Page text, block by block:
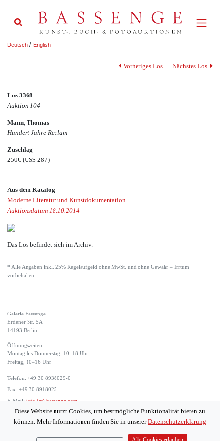
Deutsch / English
Vorheriges Los Nächstes Los
Los 3368
Auktion 104
Mann, Thomas
Hundert Jahre Reclam
Zuschlag
250€ (US$ 287)
Aus dem Katalog
Moderne Literatur und Kunstdokumentation
Auktionsdatum 18.10.2014
Das Los befindet sich im Archiv.
* Alle Angaben inkl. 25% Regelaufgeld ohne MwSt. und ohne Gewähr – Irrtum
vorbehalten.
Galerie Bassenge
Erdener Str. 5A
14193 Berlin
Öffnungszeiten:
Montag bis Donnerstag, 10–18 Uhr,
Freitag, 10–16 Uhr
Telefon: +49 30 8938029-0
Fax: +49 30 8918025
E-Mail: info (at) bassenge.com
Diese Website nutzt Cookies, um bestmögliche Funktionalität bieten zu
können. Mehr Informationen finden Sie in unsererDatenschutzerklärung